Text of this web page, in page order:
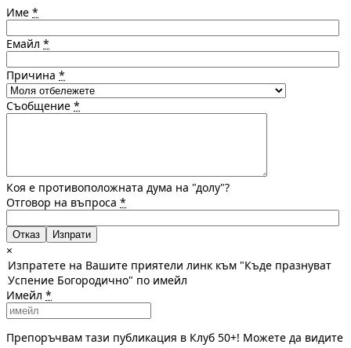
Име *
Емайл *
Причина *
Съобщение *
Коя е противоположната дума на "долу"?
Отговор на въпроса *
Отказ
×
Изпратете на Вашите приятели линк към "Къде празнуват
Успение Богородично" по имейл
Имейл *
Препоръчвам тази публикация в Клуб 50+! Можете да видите